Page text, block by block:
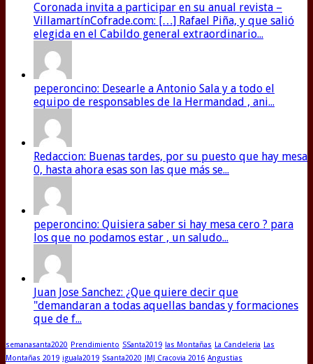
Coronada invita a participar en su anual revista –
VillamartínCofrade.com: […] Rafael Piña, y que salió
elegida en el Cabildo general extraordinario...
peperoncino: Desearle a Antonio Sala y a todo el
equipo de responsables de la Hermandad , ani...
Redaccion: Buenas tardes, por su puesto que hay mesa
0, hasta ahora esas son las que más se...
peperoncino: Quisiera saber si hay mesa cero ? para
los que no podamos estar , un saludo...
Juan Jose Sanchez: ¿Que quiere decir que
"demandaran a todas aquellas bandas y formaciones
que de f...
semanasanta2020 Prendimiento SSanta2019 las Montañas La Candeleria Las
Montañas 2019 iguala2019 Ssanta2020 JMJ Cracovia 2016 Angustias